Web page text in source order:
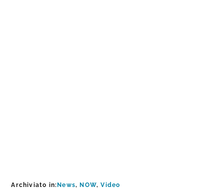
Archiviato in:News,NOW,Video